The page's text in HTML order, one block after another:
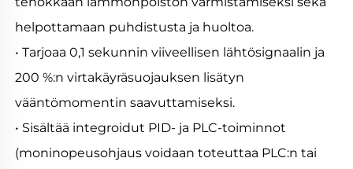
helpottamaan puhdistusta ja huoltoa.
• Tarjoaa 0,1 sekunnin viiveellisen lähtösignaalin ja
200 %:n virtakäyräsuojauksen lisätyn
vääntömomentin saavuttamiseksi.
• Sisältää integroidut PID- ja PLC-toiminnot
(moninopeusohjaus voidaan toteuttaa PLC:n tai